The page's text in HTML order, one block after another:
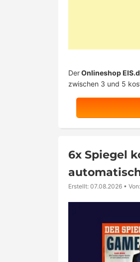
DerOnlineshop
zwischen 3 und 5
6x Spiegel
Erstellt: 07.08.2026 • Von: